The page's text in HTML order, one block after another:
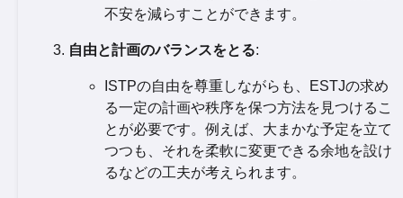
不安を減らすことができます。
自由と計画のバランスをとる:
ISTPの自由を尊重しながらも、ESTJの求め
る一定の計画や秩序を保つ方法を見つけるこ
とが必要です。例えば、大まかな予定を立て
つつも、それを柔軟に変更できる余地を設け
るなどの工夫が考えられます。